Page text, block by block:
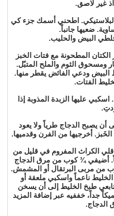
غير لاصق.
اطحني أسمك جزء كي
ضعيها جانباً.
البيض والحليب.
المطحونة مع فتات الخبز
ومسحوق الثوم والملح المتبّل.
ودعي الفائض يقطر منها.
الفتات.
عليها الزبدة المذوبة إذا
دقيقة أو إلى أن يصبح الدجاج طرياً ولا يعود
الخَبز. أخرجيها من الفرن وقدميها.
الكراث المفروم في قليل من
أضيفي ¾ كوب من مرق الدجاج
من مربى البرتقال أو المشمش.
ناعماً واسكبي ملعقة أو
طبخ الخليط إلى أن يسخن
جداً، خففيه عبر إضافة المزيد
الدجاج.